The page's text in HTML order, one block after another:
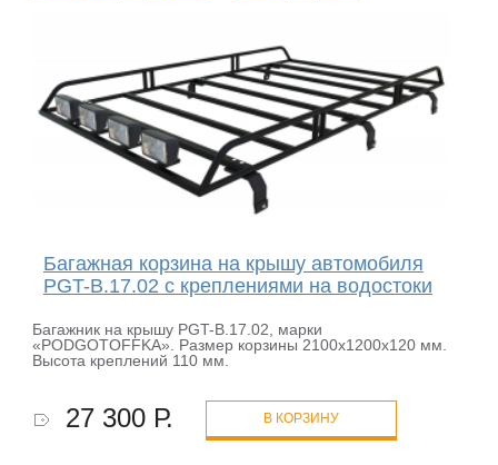
Багажная корзина на крышу автомобиля
PGT-B.17.02 с креплениями на водостоки
Багажник на крышу PGT-B.17.02, марки
«PODGOTOFFKA». Размер корзины 2100х1200х120 мм.
Высота креплений 110 мм.
27 300 Р. В КОРЗИНУ